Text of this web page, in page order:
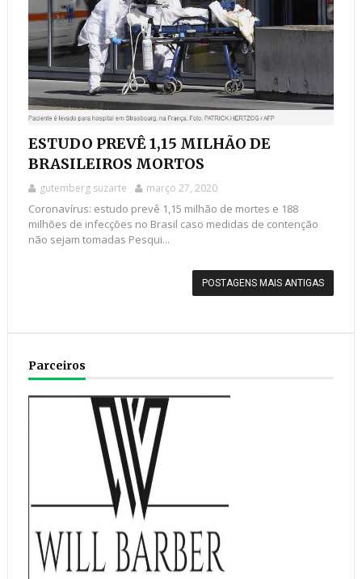
ESTUDO PREVÊ 1,15 MILHÃO DE
BRASILEIROS MORTOS
gutemberg suzarte março 27, 2020
Coronavírus: estudo prevê 1,15 milhão de mortes e 188
milhões de infecções no Brasil caso medidas de contenção
não sejam tomadas Pesqui...
POSTAGENS MAIS ANTIGAS
Parceiros